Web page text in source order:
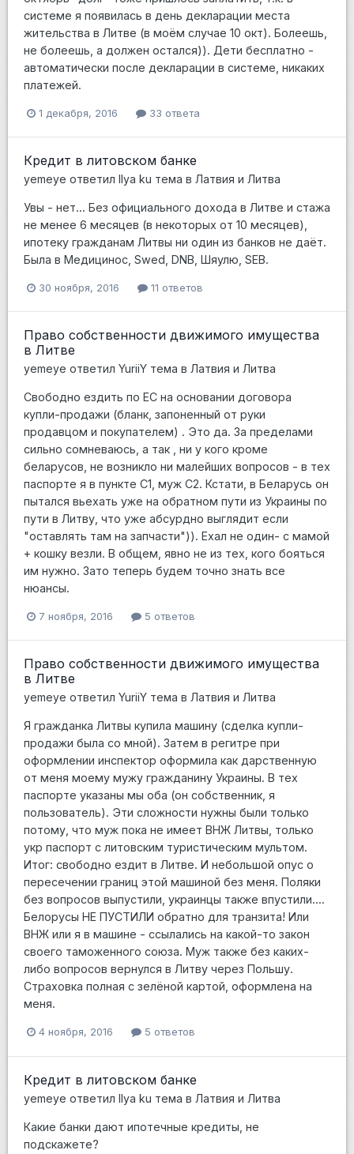
системе я появилась в день декларации места
жительства в Литве (в моём случае 10 окт). Болеешь,
не болеешь, а должен остался)). Дети бесплатно -
автоматически после декларации в системе, никаких
платежей.
1 декабря, 2016 33 ответа
Кредит в литовском банке
yemeye ответил Ilya ku тема в Латвия и Литва
Увы - нет... Без официального дохода в Литве и стажа
не менее 6 месяцев (в некоторых от 10 месяцев),
ипотеку гражданам Литвы ни один из банков не даёт.
Была в Медицинос, Swed, DNB, Шяулю, SEB.
30 ноября, 2016 11 ответов
Право собственности движимого имущества
в Литве
yemeye ответил YuriiY тема в Латвия и Литва
Свободно ездить по ЕС на основании договора
купли-продажи (бланк, запоненный от руки
продавцом и покупателем) . Это да. За пределами
сильно сомневаюсь, а так , ни у кого кроме
беларусов, не возникло ни малейших вопросов - в тех
паспорте я в пункте С1, муж С2. Кстати, в Беларусь он
пытался вьехать уже на обратном пути из Украины по
пути в Литву, что уже абсурдно выглядит если
"оставлять там на запчасти")). Ехал не один- с мамой
+ кошку везли. В общем, явно не из тех, кого бояться
им нужно. Зато теперь будем точно знать все
нюансы.
7 ноября, 2016 5 ответов
Право собственности движимого имущества
в Литве
yemeye ответил YuriiY тема в Латвия и Литва
Я гражданка Литвы купила машину (сделка купли-
продажи была со мной). Затем в регитре при
оформлении инспектор оформила как дарственную
от меня моему мужу гражданину Украины. В тех
паспорте указаны мы оба (он собственник, я
пользователь). Эти сложности нужны были только
потому, что муж пока не имеет ВНЖ Литвы, только
укр паспорт с литовским туристическим мультом.
Итог: свободно ездит в Литве. И небольшой опус о
пересечении границ этой машиной без меня. Поляки
без вопросов выпустили, украинцы также впустили....
Белорусы НЕ ПУСТИЛИ обратно для транзита! Или
ВНЖ или я в машине - ссылались на какой-то закон
своего таможенного союза. Муж также без каких-
либо вопросов вернулся в Литву через Польшу.
Страховка полная с зелёной картой, оформлена на
меня.
4 ноября, 2016 5 ответов
Кредит в литовском банке
yemeye ответил Ilya ku тема в Латвия и Литва
Какие банки дают ипотечные кредиты, не
подскажете?